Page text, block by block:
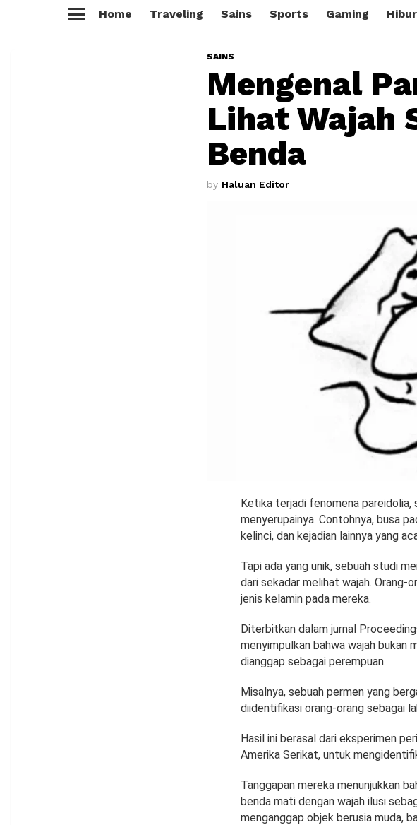
Home Traveling Sains Sports Gaming
SAINS
Mengenal
Lihat Wajah
Benda
by Haluan Editor
Ketika terjadi fenomena pareidolia,
menyerupainya. Contohnya, busa
kelinci, dan kejadian lainnya yang
Tapi ada yang unik, sebuah studi
dari sekadar melihat wajah. Orang-
jenis kelamin pada mereka.
Diterbitkan dalam jurnal
menyimpulkan bahwa wajah bukan
dianggap sebagai perempuan.
Misalnya, sebuah permen yang
diidentifikasi orang-orang sebagai
Hasil ini berasal dari eksperimen
Amerika Serikat, untuk
Tanggapan mereka menunjukkan
benda mati dengan wajah ilusi
menganggap objek berusia muda,